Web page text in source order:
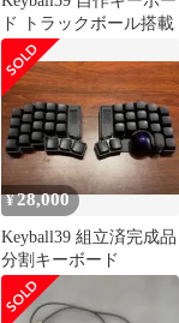
ド トラックボール搭載
¥28,000
Keyball39 組立済完成品
分割キーボード